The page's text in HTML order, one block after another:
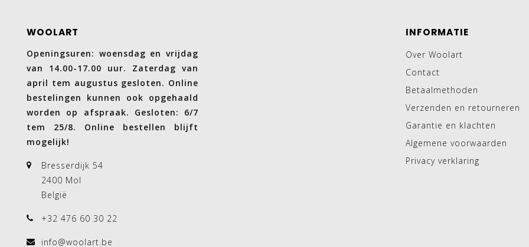
WOOLART
Openingsuren: woensdag en vrijdag
van 14.00-17.00 uur. Zaterdag van
april tem augustus gesloten. Online
bestelingen kunnen ook opgehaald
worden op afspraak. Gesloten: 6/7
tem 25/8. Online bestellen blijft
mogelijk!
Bresserdijk 54
2400 Mol
België
+32 476 60 30 22
info@woolart.be
INFORMATIE
Over Woolart
Contact
Betaalmethoden
Verzenden en retourneren
Garantie en klachten
Algemene voorwaarden
Privacy verklaring